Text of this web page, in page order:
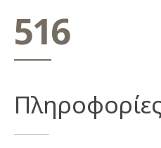
Πληροφορίες
516